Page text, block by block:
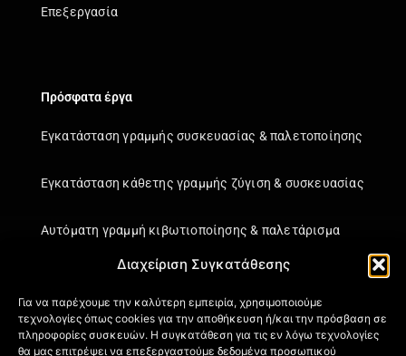
Διαχείριση Συγκατάθεσης
Για να παρέχουμε την καλύτερη εμπειρία, χρησιμοποιούμε
τεχνολογίες όπως cookies για την αποθήκευση ή/και την πρόσβαση σε
πληροφορίες συσκευών. Η συγκατάθεση για τις εν λόγω τεχνολογίες
θα μας επιτρέψει να επεξεργαστούμε δεδομένα προσωπικού
Επεξεργασία
Πρόσφατα έργα
Εγκατάσταση γραμμής συσκευασίας & παλετοποίησης
Εγκατάσταση κάθετης γραμμής ζύγιση & συσκευασίας
Αυτόματη γραμμή κιβωτιοποίησης & παλετάρισμα
Πληροφορίες